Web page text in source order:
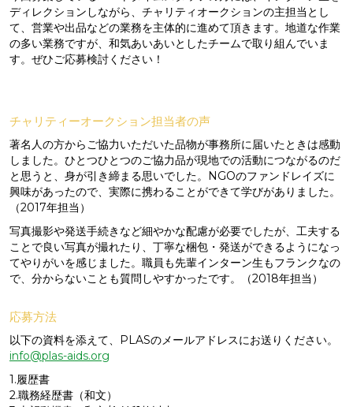
ディレクションしながら、チャリティオークションの主担当とし
て、営業や出品などの業務を主体的に進めて頂きます。地道な作業
の多い業務ですが、和気あいあいとしたチームで取り組んでいま
す。ぜひご応募検討ください！
チャリティーオークション担当者の声
著名人の方からご協力いただいた品物が事務所に届いたときは感動
しました。ひとつひとつのご協力品が現地での活動につながるのだ
と思うと、身が引き締まる思いでした。NGOのファンドレイズに
興味があったので、実際に携わることができて学びがありました。
（2017年担当）
写真撮影や発送手続きなど細やかな配慮が必要でしたが、工夫する
ことで良い写真が撮れたり、丁寧な梱包・発送ができるようになっ
てやりがいを感じました。職員も先輩インターン生もフランクなの
で、分からないことも質問しやすかったです。（2018年担当）
応募方法
以下の資料を添えて、PLASのメールアドレスにお送りください。
info@plas-aids.org
1.履歴書
2.職務経歴書（和文）